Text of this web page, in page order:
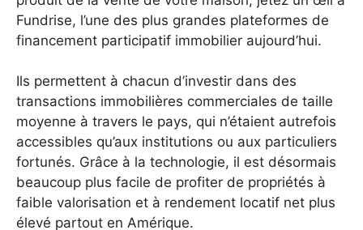
Fundrise, l’une des plus grandes plateformes de
financement participatif immobilier aujourd’hui.
Ils permettent à chacun d’investir dans des
transactions immobilières commerciales de taille
moyenne à travers le pays, qui n’étaient autrefois
accessibles qu’aux institutions ou aux particuliers
fortunés. Grâce à la technologie, il est désormais
beaucoup plus facile de profiter de propriétés à
faible valorisation et à rendement locatif net plus
élevé partout en Amérique.